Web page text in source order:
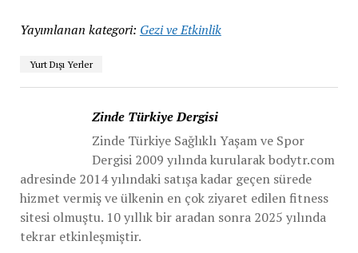
Yayımlanan kategori: Gezi ve Etkinlik
Yurt Dışı Yerler
Zinde Türkiye Dergisi
Zinde Türkiye Sağlıklı Yaşam ve Spor
Dergisi 2009 yılında kurularak bodytr.com
adresinde 2014 yılındaki satışa kadar geçen sürede
hizmet vermiş ve ülkenin en çok ziyaret edilen fitness
sitesi olmuştu. 10 yıllık bir aradan sonra 2025 yılında
tekrar etkinleşmiştir.